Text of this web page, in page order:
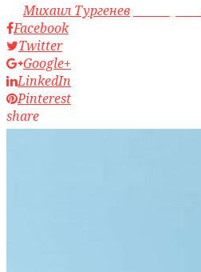
byМихаил Тургенев
Facebook
Twitter
Google+
LinkedIn
Pinterest
share